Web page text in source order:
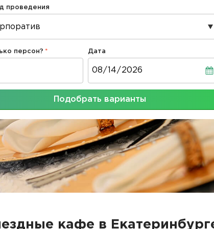
проведения
персон? Дата
Подобрать варианты
кафе в